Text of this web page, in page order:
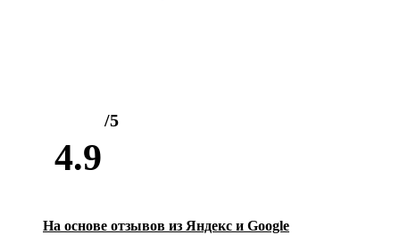
4.9
/5
На основе отзывов из Яндекс и Google